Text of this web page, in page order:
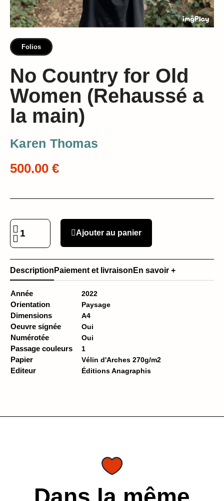
Folios
No Country for Old
Women (Rehaussé a
la main)
Karen Thomas
500,00 €
Ajouter au panier
Description Paiement et livraison En savoir +
Année 2022
Orientation Paysage
Dimensions A4
Oeuvre signée Oui
Numérotée Oui
Passage couleurs 1
Papier Vélin d'Arches 270g/m2
Editeur Éditions Anagraphis